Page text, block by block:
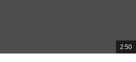
總
共
2:50